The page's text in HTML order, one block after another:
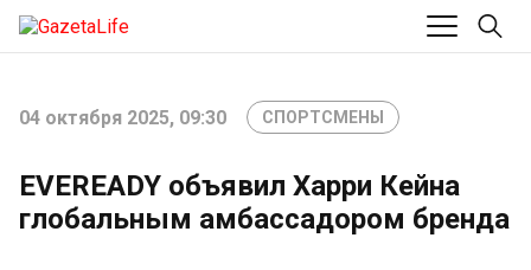
04 октября 2025, 09:30 СПОРТСМЕНЫ
EVEREADY объявил Харри Кейна
глобальным амбассадором бренда